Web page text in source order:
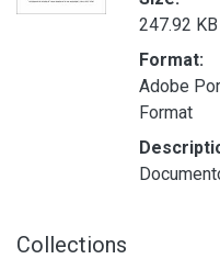
247.92 KB
Format:
Adobe
Format
Collections